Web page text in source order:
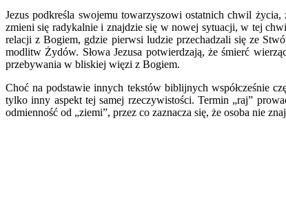
Jezus podkreśla swojemu towarzyszowi ostatnich chwil
zmieni się radykalnie i znajdzie się w nowej sytuacji, w tej
relacji z Bogiem, gdzie pierwsi ludzie przechadzali się ze
modlitw Żydów. Słowa Jezusa potwierdzają, że śmierć
przebywania w bliskiej więzi z Bogiem.
Choć na podstawie innych tekstów biblijnych współcześnie
tylko inny aspekt tej samej rzeczywistości. Termin „raj”
odmienność od „ziemi”, przez co zaznacza się, że osoba nie